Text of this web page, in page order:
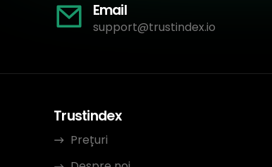
Email
support@trustindex.io
Trustindex
Prețuri